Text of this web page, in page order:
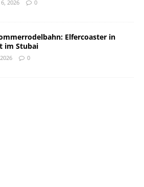
2026 0
Elfercoaster in
im Stubai
0